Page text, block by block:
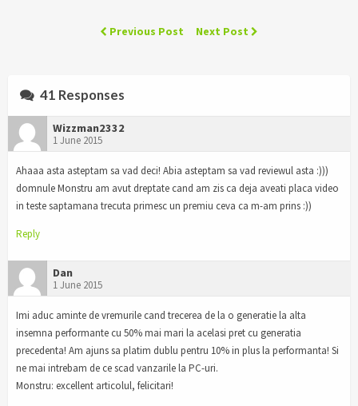
Previous Post Next Post
41 Responses
Wizzman2332
1 June 2015
Ahaaa asta asteptam sa vad deci! Abia asteptam sa vad reviewul asta :)))
domnule Monstru am avut dreptate cand am zis ca deja aveati placa video
in teste saptamana trecuta primesc un premiu ceva ca m-am prins :))
Reply
Dan
1 June 2015
Imi aduc aminte de vremurile cand trecerea de la o generatie la alta
insemna performante cu 50% mai mari la acelasi pret cu generatia
precedenta! Am ajuns sa platim dublu pentru 10% in plus la performanta! Si
ne mai intrebam de ce scad vanzarile la PC-uri.
Monstru: excellent articolul, felicitari!